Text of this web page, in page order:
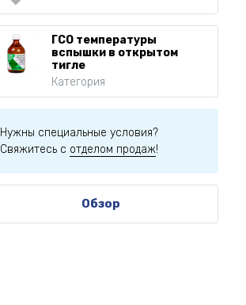
ГСО температуры
вспышки в открытом
тигле
Категория
Нужны специальные условия?
Свяжитесь с отделом продаж!
Обзор